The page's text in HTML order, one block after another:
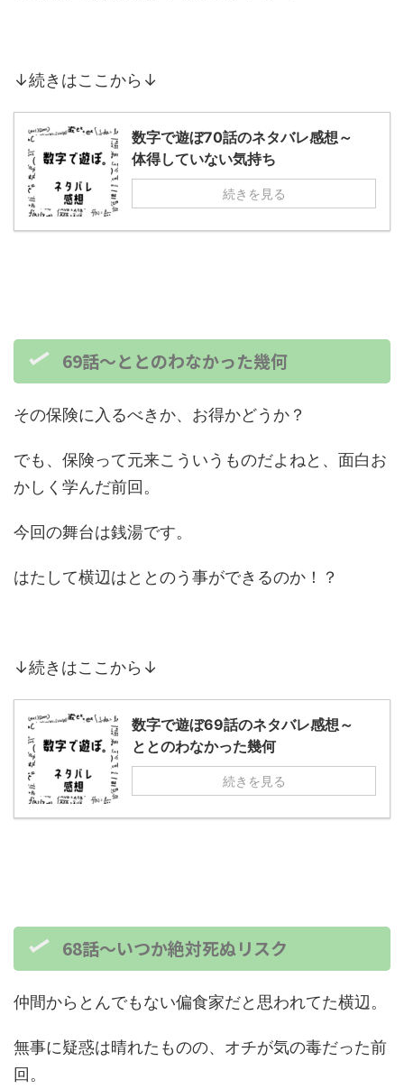
↓続きはここから↓
数字で遊ぼ70話のネタバレ感想～
体得していない気持ち
続きを見る
69話～ととのわなかった幾何
その保険に入るべきか、お得かどうか？
でも、保険って元来こういうものだよねと、面白お
かしく学んだ前回。
今回の舞台は銭湯です。
はたして横辺はととのう事ができるのか！？
↓続きはここから↓
数字で遊ぼ69話のネタバレ感想～
ととのわなかった幾何
続きを見る
68話～いつか絶対死ぬリスク
仲間からとんでもない偏食家だと思われてた横辺。
無事に疑惑は晴れたものの、オチが気の毒だった前
回。